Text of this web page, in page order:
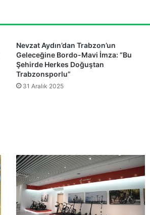
Nevzat Aydın’dan Trabzon’un
Geleceğine Bordo-Mavi İmza: “Bu
Şehirde Herkes Doğuştan
Trabzonsporlu”
31 Aralık 2025